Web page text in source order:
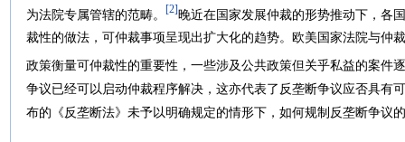
为法院专属管辖的范畴。 [2] 晚近在国家发展仲裁的形势推动下，各
裁性的做法，可仲裁事项呈现出扩大化的趋势。欧美国家法院与仲
政策衡量可仲裁性的重要性，一些涉及公共政策但关乎私益的案件
争议已经可以启动仲裁程序解决，这亦代表了反垄断争议应否具有
布的《反垄断法》未予以明确规定的情形下，如何规制反垄断争议